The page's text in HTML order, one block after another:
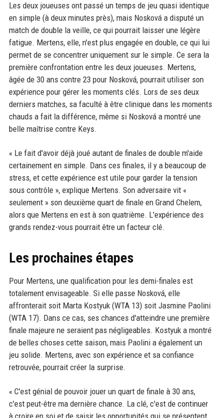
Les deux joueuses ont passé un temps de jeu quasi identique
en simple (à deux minutes près), mais Nosková a disputé un
match de double la veille, ce qui pourrait laisser une légère
fatigue. Mertens, elle, n'est plus engagée en double, ce qui lui
permet de se concentrer uniquement sur le simple. Ce sera la
première confrontation entre les deux joueuses. Mertens,
âgée de 30 ans contre 23 pour Nosková, pourrait utiliser son
expérience pour gérer les moments clés. Lors de ses deux
derniers matches, sa faculté à être clinique dans les moments
chauds a fait la différence, même si Nosková a montré une
belle maîtrise contre Keys.
« Le fait d'avoir déjà joué autant de finales de double m'aide
certainement en simple. Dans ces finales, il y a beaucoup de
stress, et cette expérience est utile pour garder la tension
sous contrôle », explique Mertens. Son adversaire vit «
seulement » son deuxième quart de finale en Grand Chelem,
alors que Mertens en est à son quatrième. L'expérience des
grands rendez-vous pourrait être un facteur clé.
Les prochaines étapes
Pour Mertens, une qualification pour les demi-finales est
totalement envisageable. Si elle passe Nosková, elle
affronterait soit Marta Kostyuk (WTA 13) soit Jasmine Paolini
(WTA 17). Dans ce cas, ses chances d'atteindre une première
finale majeure ne seraient pas négligeables. Kostyuk a montré
de belles choses cette saison, mais Paolini a également un
jeu solide. Mertens, avec son expérience et sa confiance
retrouvée, pourrait créer la surprise.
« C'est génial de pouvoir jouer un quart de finale à 30 ans,
c'est peut-être ma dernière chance. La clé, c'est de continuer